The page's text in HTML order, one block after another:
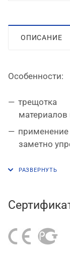
ОПИСАНИЕ
Особенности:
трещотка
заметно
торцевыми